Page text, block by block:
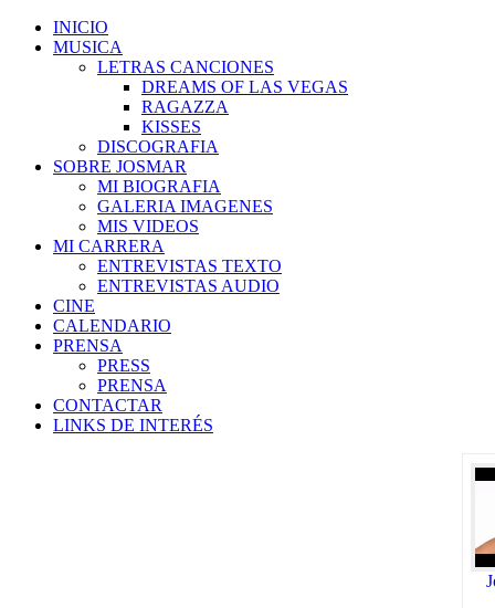
INICIO
MUSICA
LETRAS CANCIONES
DREAMS OF LAS VEGAS
RAGAZZA
KISSES
DISCOGRAFIA
SOBRE JOSMAR
MI BIOGRAFIA
GALERIA IMAGENES
MIS VIDEOS
MI CARRERA
ENTREVISTAS TEXTO
ENTREVISTAS AUDIO
CINE
CALENDARIO
PRENSA
PRESS
PRENSA
CONTACTAR
LINKS DE INTERÉS